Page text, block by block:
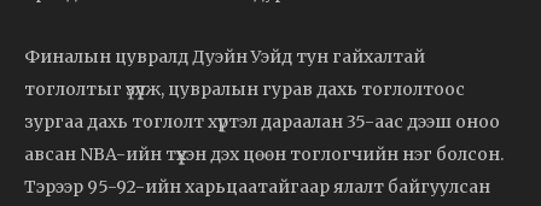
Финалын цувралд Дуэйн Уэйд тун гайхалтай
тоглолтыг үзүүлж, цувралын гурав дахь тоглолтоос
зургаа дахь тоглолт хүртэл дараалан 35-аас дээш оноо
авсан NBA-ийн түүхэн дэх цөөн тоглогчийн нэг болсон.
Тэрээр 95-92-ийн харьцаатайгаар ялалт байгуулсан